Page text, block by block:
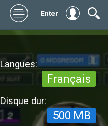
Enter
Langues:
Français
Disque dur:
500 MB